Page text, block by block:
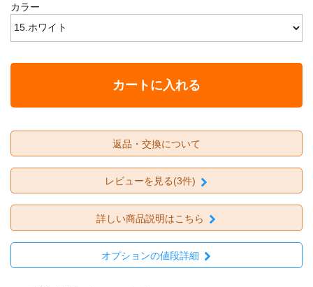
カラー
カートに入れる
返品・交換について
レビューを見る(3件)
詳しい商品説明はこちら
オプションの値段詳細